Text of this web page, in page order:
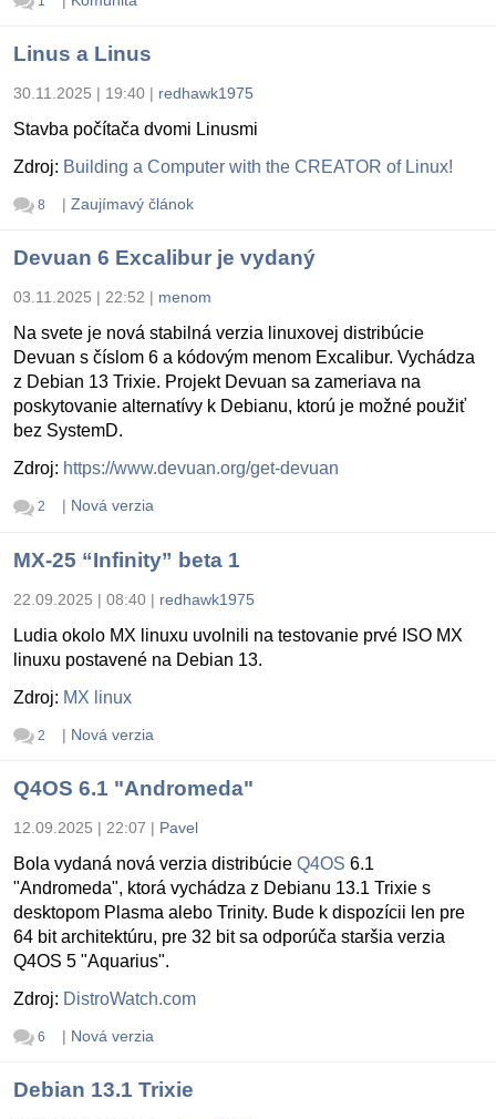
Linus a Linus
30.11.2025 | 19:40 | redhawk1975
Stavba počítača dvomi Linusmi
Zdroj: Building a Computer with the CREATOR of Linux!
8 | Zaujímavý článok
Devuan 6 Excalibur je vydaný
03.11.2025 | 22:52 | menom
Na svete je nová stabilná verzia linuxovej distribúcie
Devuan s číslom 6 a kódovým menom Excalibur. Vychádza
z Debian 13 Trixie. Projekt Devuan sa zameriava na
poskytovanie alternatívy k Debianu, ktorú je možné použiť
bez SystemD.
Zdroj: https://www.devuan.org/get-devuan
2 | Nová verzia
MX-25 “Infinity” beta 1
22.09.2025 | 08:40 | redhawk1975
Ludia okolo MX linuxu uvolnili na testovanie prvé ISO MX
linuxu postavené na Debian 13.
Zdroj: MX linux
2 | Nová verzia
Q4OS 6.1 "Andromeda"
12.09.2025 | 22:07 | Pavel
Bola vydaná nová verzia distribúcie Q4OS 6.1
"Andromeda", ktorá vychádza z Debianu 13.1 Trixie s
desktopom Plasma alebo Trinity. Bude k dispozícii len pre
64 bit architektúru, pre 32 bit sa odporúča staršia verzia
Q4OS 5 "Aquarius".
Zdroj: DistroWatch.com
6 | Nová verzia
Debian 13.1 Trixie